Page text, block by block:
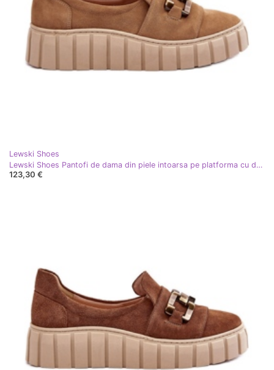
Lewski Shoes
Lewski Shoes Pantofi de dama din piele intoarsa pe platforma cu decor, bej inchis Lewski 3398
123,30 €